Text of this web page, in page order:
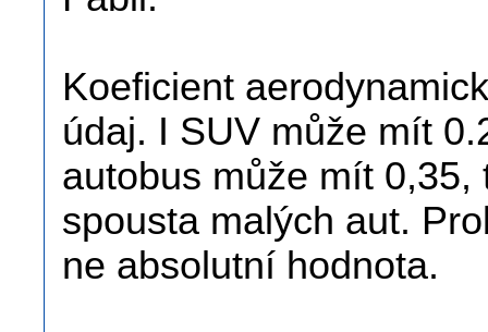
Koeficient
údaj. I SUV může mít
autobus může mít
spousta malých aut.
ne absolutní hodnota.